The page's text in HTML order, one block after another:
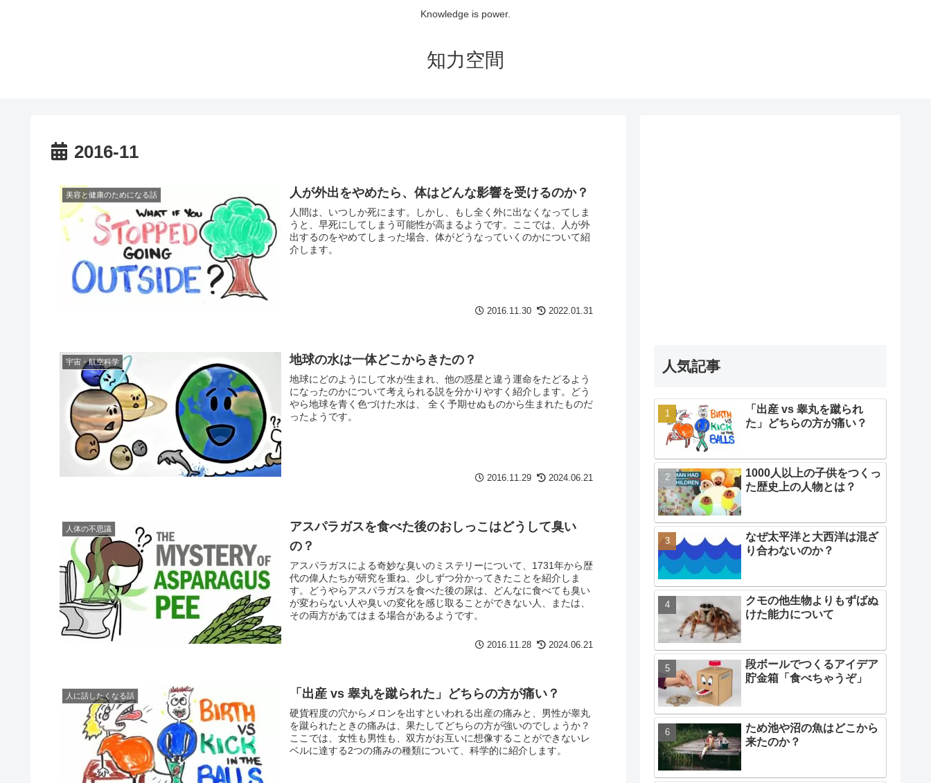
Knowledge is power.
知力空間
2016-11
美容と健康のためになる話 人が外出をやめたら、体はどんな影響を受けるのか？
人間は、いつしか死にます。しかし、もし全く外に出なくなってしま
うと、早死にしてしまう可能性が高まるようです。ここでは、人が外
出するのをやめてしまった場合、体がどうなっていくのかについて紹
介します。
2016.11.30 2022.01.31
宇宙・航空科学 地球の水は一体どこからきたの？
地球にどのようにして水が生まれ、他の惑星と違う運命をたどるよう
になったのかについて考えられる説を分かりやすく紹介します。どう
やら地球を青く色づけた水は、 全く予期せぬものから生まれたものだ
ったようです。
2016.11.29 2024.06.21
人体の不思議
アスパラガスを食べた後のおしっこはどうして臭い
の？
アスパラガスによる奇妙な臭いのミステリーについて、1731年から歴
代の偉人たちが研究を重ね、少しずつ分かってきたことを紹介しま
す。どうやらアスパラガスを食べた後の尿は、どんなに食べても臭い
が変わらない人や臭いの変化を感じ取ることができない人、または、
その両方があてはまる場合があるようです。
2016.11.28 2024.06.21
人に話したくなる話 「出産 vs 睾丸を蹴られた」どちらの方が痛い？
硬貨程度の穴からメロンを出すといわれる出産の痛みと、男性が睾丸
を蹴られたときの痛みは、果たしてどちらの方が強いのでしょうか？
ここでは、女性も男性も、双方がお互いに想像することができないレ
ベルに達する2つの痛みの種類について、科学的に紹介します。
人気記事
「出産 vs 睾丸を蹴られ
た」どちらの方が痛い？
1000人以上の子供をつくっ
た歴史上の人物とは？
なぜ太平洋と大西洋は混ざ
り合わないのか？
クモの他生物よりもずばぬ
けた能力について
段ボールでつくるアイデア
貯金箱「食べちゃうぞ」
ため池や沼の魚はどこから
来たのか？